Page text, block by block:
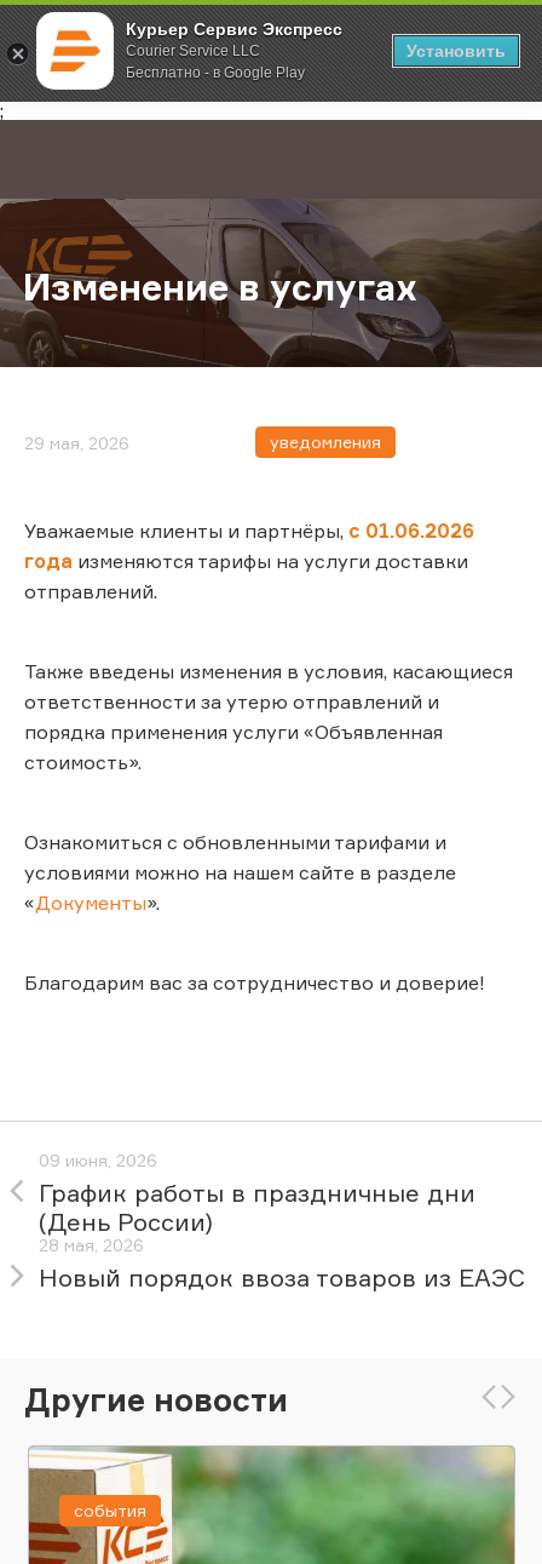
Курьер Сервис Экспресс
Courier Service LLC
Бесплатно - в Google Play
Установить
;
Главная О компании Новости Изменение в услугах
Изменение в услугах
29 мая, 2026 уведомления
Уважаемые клиенты и партнёры, с 01.06.2026
года изменяются тарифы на услуги доставки
отправлений.
Также введены изменения в условия, касающиеся
ответственности за утерю отправлений и
порядка применения услуги «Объявленная
стоимость».
Ознакомиться с обновленными тарифами и
условиями можно на нашем сайте в разделе
«Документы».
Благодарим вас за сотрудничество и доверие!
09 июня, 2026
График работы в праздничные дни
(День России)
28 мая, 2026
Новый порядок ввоза товаров из ЕАЭС
Другие новости
события